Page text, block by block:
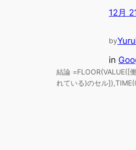
12月
by
in
結論 =FLOOR(VALUE([
れている)のセル